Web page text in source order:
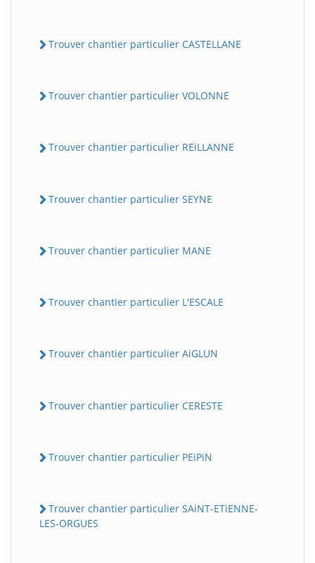
Trouver chantier particulier CASTELLANE
Trouver chantier particulier VOLONNE
Trouver chantier particulier REiLLANNE
Trouver chantier particulier SEYNE
Trouver chantier particulier MANE
Trouver chantier particulier L'ESCALE
Trouver chantier particulier AiGLUN
Trouver chantier particulier CERESTE
Trouver chantier particulier PEiPiN
Trouver chantier particulier SAiNT-ETiENNE-
LES-ORGUES